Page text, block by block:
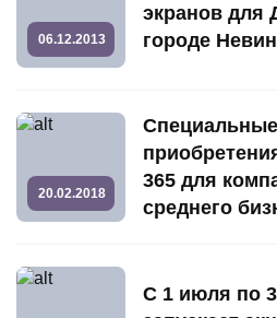
06.12.2013
экранов для
городе
20.02.2018
365 для
среднего
С 1 июля по